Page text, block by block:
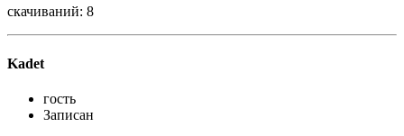
скачиваний: 8
Kadet
гость
Записан